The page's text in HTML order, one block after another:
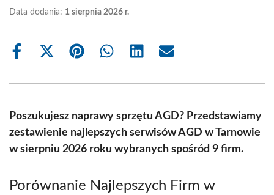
Data dodania: 1 sierpnia 2026 r.
Share
Share
(Twitter)
Share Share Share Share
Poszukujesz naprawy sprzętu AGD? Przedstawiamy
zestawienie najlepszych serwisów AGD w Tarnowie
w sierpniu 2026 roku wybranych spośród 9 firm.
Porównanie Najlepszych Firm w